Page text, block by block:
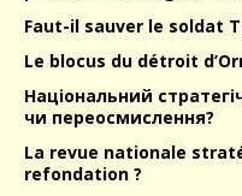
Faut-il sauver le soldat
Le blocus du détroit
Національний
чи переосмислення?
La revue nationale
refondation ?